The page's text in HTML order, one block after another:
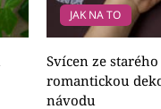
JAK NA TO
Svícen ze
romantickou
návodu